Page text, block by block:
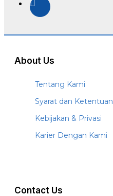
About Us
Tentang Kami
Syarat dan Ketentuan
Kebijakan & Privasi
Karier Dengan Kami
Contact Us